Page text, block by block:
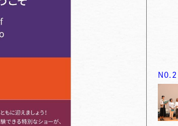
N0. 2